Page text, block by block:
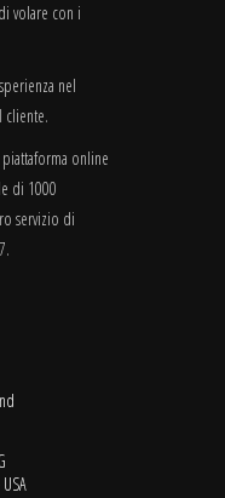
volare con i
nel
cliente.
online
di 1000
servizio di